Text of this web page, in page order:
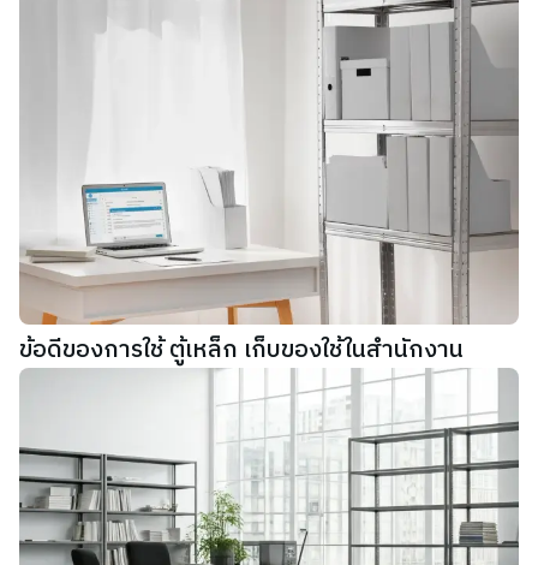
ข้อดีของการใช้ ตู้เหล็ก เก็บของใช้ในสำนักงาน